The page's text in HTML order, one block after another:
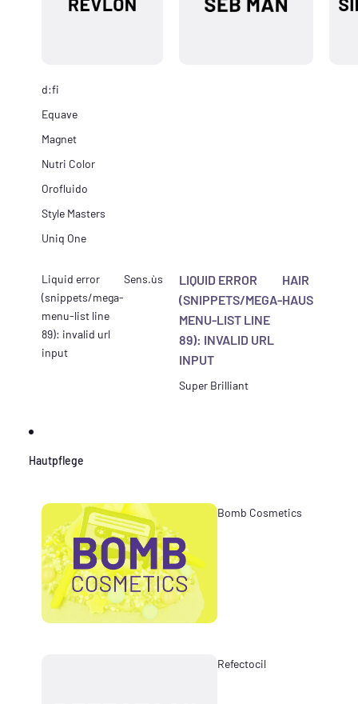
d:fi
Equave
Magnet
Nutri Color
Orofluido
Style Masters
Uniq One
Liquid error
(snippets/mega-
menu-list line
89): invalid url
input
Sens.ùs
LIQUID ERROR
(SNIPPETS/MEGA-
MENU-LIST LINE
89): INVALID URL
INPUT
HAIR
HAUS
Super Brilliant
Hautpflege
Bomb Cosmetics
Refectocil